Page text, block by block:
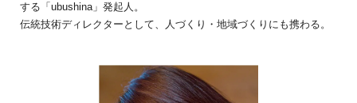
する「ubushina」発起人。
伝統技術ディレクターとして、人づくり・地域づくりにも携わる。